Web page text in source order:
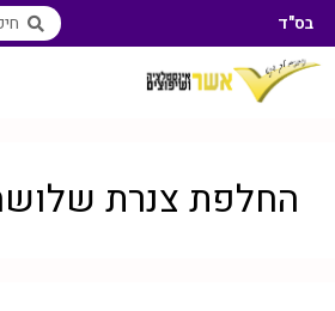
בס"ד
החלפת צנרת